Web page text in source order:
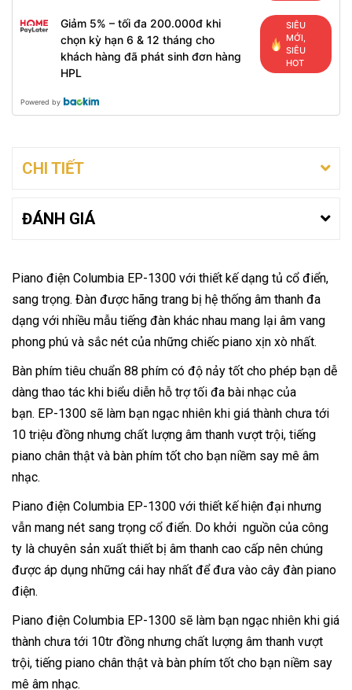
Giảm 5% – tối đa 200.000đ khi
chọn kỳ hạn 6 & 12 tháng cho
khách hàng đã phát sinh đơn hàng
HPL
SIÊU
MỚI,
SIÊU
HOT
Powered by
CHI TIẾT
ĐÁNH GIÁ
Piano điện Columbia EP-1300 với thiết kế dạng tủ cổ điển,
sang trọng. Đàn được hãng trang bị hệ thống âm thanh đa
dạng với nhiều mẫu tiếng đàn khác nhau mang lại âm vang
phong phú và sắc nét của những chiếc piano xịn xò nhất.
Bàn phím tiêu chuẩn 88 phím có độ nảy tốt cho phép bạn dễ
dàng thao tác khi biểu diễn hỗ trợ tối đa bài nhạc của
bạn. EP-1300 sẽ làm bạn ngạc nhiên khi giá thành chưa tới
10 triệu đồng nhưng chất lượng âm thanh vượt trội, tiếng
piano chân thật và bàn phím tốt cho bạn niềm say mê âm
nhạc.
Piano điện Columbia EP-1300 với thiết kế hiện đại nhưng
vẫn mang nét sang trọng cổ điển. Do khởi nguồn của công
ty là chuyên sản xuất thiết bị âm thanh cao cấp nên chúng
được áp dụng những cái hay nhất để đưa vào cây đàn piano
điện.
Piano điện Columbia EP-1300 sẽ làm bạn ngạc nhiên khi giá
thành chưa tới 10tr đồng nhưng chất lượng âm thanh vượt
trội, tiếng piano chân thật và bàn phím tốt cho bạn niềm say
mê âm nhạc.